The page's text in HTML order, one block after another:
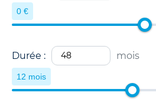
0 €
Durée : mois
12 mois